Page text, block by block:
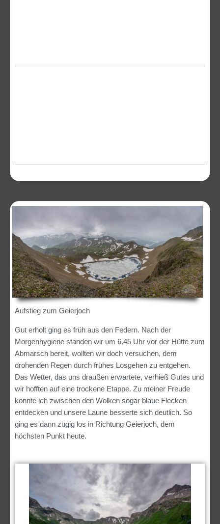
Aufstieg zum Geierjoch
Gut erholt ging es früh aus den Federn. Nach der
Morgenhygiene standen wir um 6.45 Uhr vor der Hütte zum
Abmarsch bereit, wollten wir doch versuchen, dem
drohenden Regen durch frühes Losgehen zu entgehen.
Das Wetter, das uns draußen erwartete, verhieß Gutes und
wir hofften auf eine trockene Etappe. Zu meiner Freude
konnte ich zwischen den Wolken sogar blaue Flecken
entdecken und unsere Laune besserte sich deutlich. So
ging es dann zügig los in Richtung Geierjoch, dem
höchsten Punkt heute.